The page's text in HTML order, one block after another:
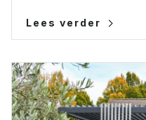
Lees verder